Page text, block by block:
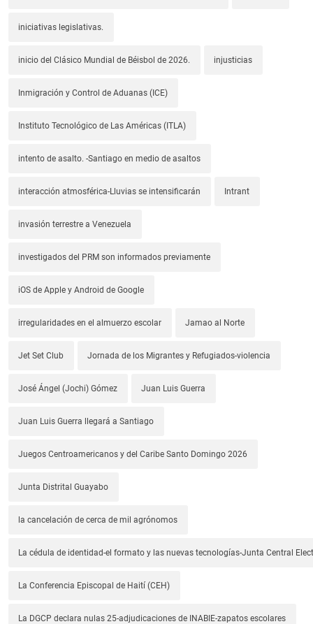
iniciativas legislativas.
inicio del Clásico Mundial de Béisbol de 2026. injusticias
Inmigración y Control de Aduanas (ICE)
Instituto Tecnológico de Las Américas (ITLA)
intento de asalto. -Santiago en medio de asaltos
interacción atmosférica-Lluvias se intensificarán Intrant
invasión terrestre a Venezuela
investigados del PRM son informados previamente
iOS de Apple y Android de Google
irregularidades en el almuerzo escolar Jamao al Norte
Jet Set Club Jornada de los Migrantes y Refugiados-violencia
José Ángel (Jochi) Gómez Juan Luis Guerra
Juan Luis Guerra llegará a Santiago
Juegos Centroamericanos y del Caribe Santo Domingo 2026
Junta Distrital Guayabo
la cancelación de cerca de mil agrónomos
La cédula de identidad-el formato y las nuevas tecnologías-Junta Central
La Conferencia Episcopal de Haití (CEH)
La DGCP declara nulas 25-adjudicaciones de INABIE-zapatos escolares